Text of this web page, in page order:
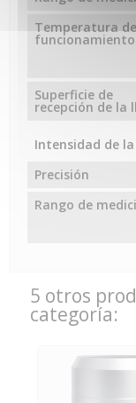
Temperatura de
funcionamiento
Superficie de
recepción de la
Intensidad de
Precisión
Rango de
5 otros
categoría: